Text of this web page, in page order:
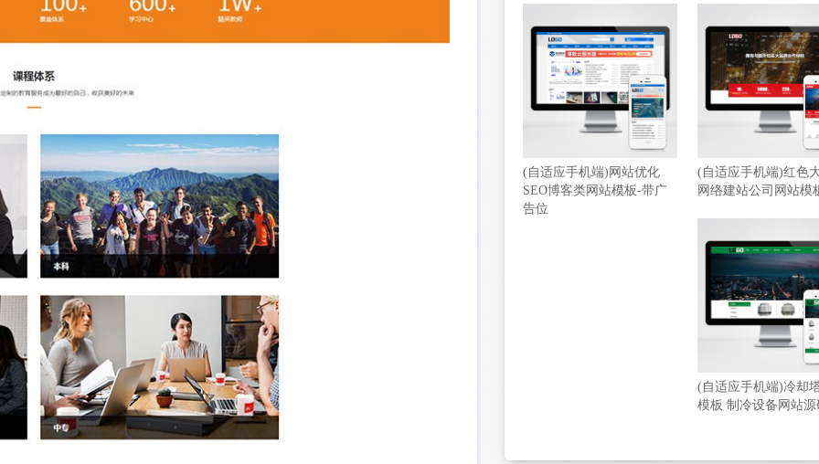
(自适应手机端)红色
网络建站公司网站模
(自适应手机端)网站优化
SEO博客类网站模板-带广
告位
(自适应手机端)冷却
模板 制冷设备网站源